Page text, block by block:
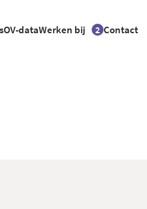
OV-dataWerken bij 2 Contact